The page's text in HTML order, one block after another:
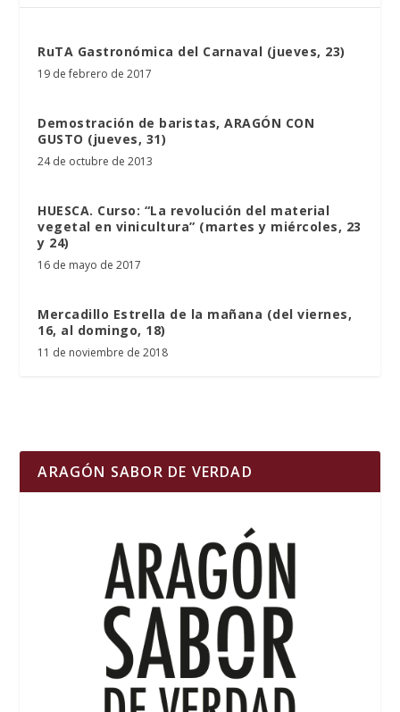
RuTA Gastronómica del Carnaval (jueves, 23)
19 de febrero de 2017
Demostración de baristas, ARAGÓN CON
GUSTO (jueves, 31)
24 de octubre de 2013
HUESCA. Curso: “La revolución del material
vegetal en vinicultura” (martes y miércoles, 23
y 24)
16 de mayo de 2017
Mercadillo Estrella de la mañana (del viernes,
16, al domingo, 18)
11 de noviembre de 2018
ARAGÓN SABOR DE VERDAD